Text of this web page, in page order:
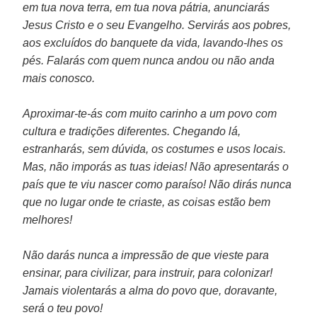
em tua nova terra, em tua nova pátria, anunciarás
Jesus Cristo e o seu Evangelho. Servirás aos pobres,
aos excluídos do banquete da vida, lavando-lhes os
pés. Falarás com quem nunca andou ou não anda
mais conosco.
Aproximar-te-ás com muito carinho a um povo com
cultura e tradições diferentes. Chegando lá,
estranharás, sem dúvida, os costumes e usos locais.
Mas, não imporás as tuas ideias! Não apresentarás o
país que te viu nascer como paraíso! Não dirás nunca
que no lugar onde te criaste, as coisas estão bem
melhores!
Não darás nunca a impressão de que vieste para
ensinar, para civilizar, para instruir, para colonizar!
Jamais violentarás a alma do povo que, doravante,
será o teu povo!